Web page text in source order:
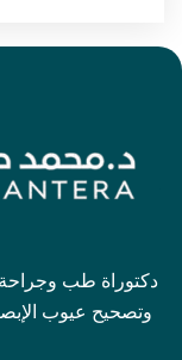
دكتوراة طب
وتصحيح عيوب